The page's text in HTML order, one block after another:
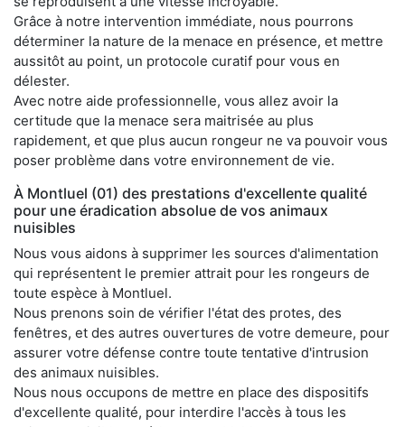
Grâce à notre intervention immédiate, nous pourrons
déterminer la nature de la menace en présence, et mettre
aussitôt au point, un protocole curatif pour vous en
délester.
Avec notre aide professionnelle, vous allez avoir la
certitude que la menace sera maitrisée au plus
rapidement, et que plus aucun rongeur ne va pouvoir vous
poser problème dans votre environnement de vie.
À Montluel (01) des prestations d'excellente qualité
pour une éradication absolue de vos animaux
nuisibles
Nous vous aidons à supprimer les sources d'alimentation
qui représentent le premier attrait pour les rongeurs de
toute espèce à Montluel.
Nous prenons soin de vérifier l'état des protes, des
fenêtres, et des autres ouvertures de votre demeure, pour
assurer votre défense contre toute tentative d'intrusion
des animaux nuisibles.
Nous nous occupons de mettre en place des dispositifs
d'excellente qualité, pour interdire l'accès à tous les